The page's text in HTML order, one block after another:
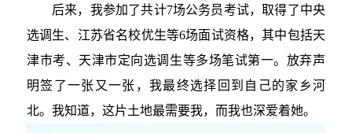
后来，我参加了共计7场公务员考试，取得了中央
选调生、江苏省名校优生等6场面试资格，其中包括天
津市考、天津市定向选调生等多场笔试第一。放弃声
明签了一张又一张，我最终选择回到自己的家乡河
北。我知道，这片土地最需要我，而我也深爱着她。